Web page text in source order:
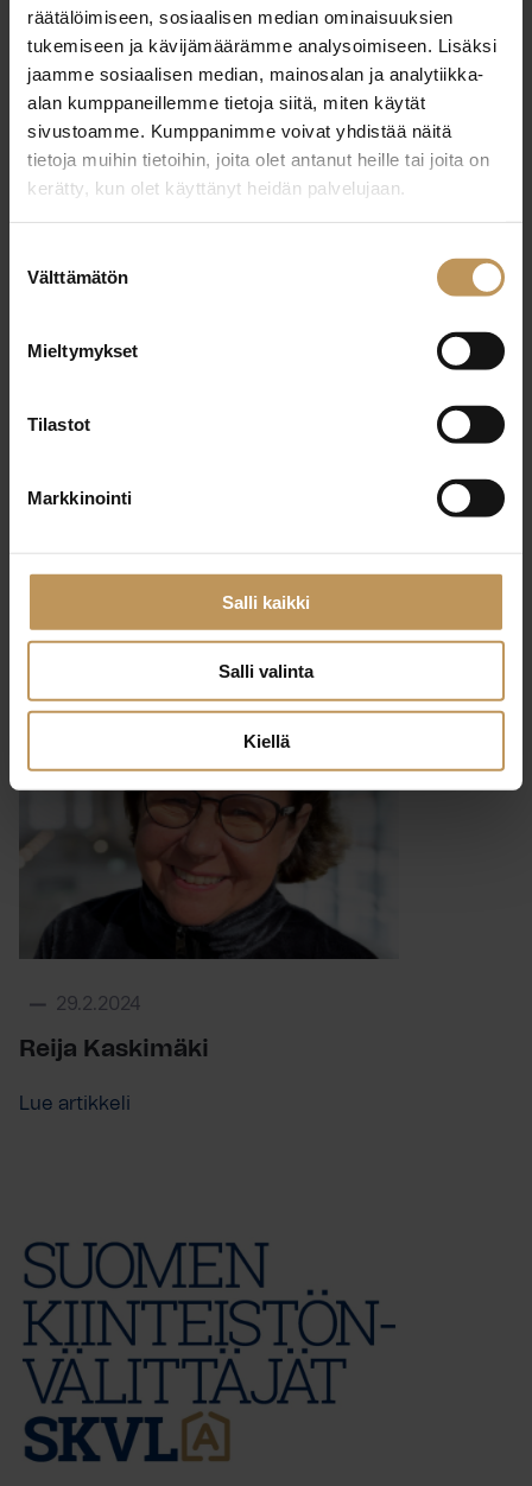
räätälöimiseen, sosiaalisen median ominaisuuksien
tukemiseen ja kävijämäärämme analysoimiseen. Lisäksi
jaamme sosiaalisen median, mainosalan ja analytiikka-
alan kumppaneillemme tietoja siitä, miten käytät
sivustoamme. Kumppanimme voivat yhdistää näitä
tietoja muihin tietoihin, joita olet antanut heille tai joita on
kerätty, kun olet käyttänyt heidän palvelujaan.
valinta
Välttämätön
Mieltymykset
Tilastot
Markkinointi
Salli kaikki
Salli valinta
Kiellä
Lue artikkeli
Matti Leskinen
29.2.2024
Reija Kaskimäki
Lue artikkeli